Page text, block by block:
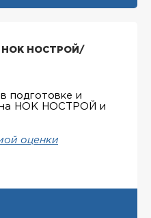
НОСТРОЙ/
подготовке и
НОК НОСТРОЙ и
оценки